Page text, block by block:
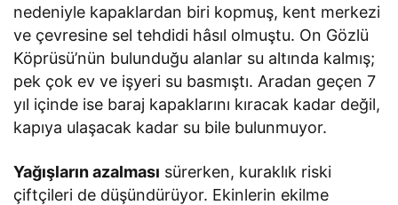
nedeniyle kapaklardan biri kopmuş, kent merkezi
ve çevresine sel tehdidi hâsıl olmuştu. On Gözlü
Köprüsü’nün bulunduğu alanlar su altında kalmış;
pek çok ev ve işyeri su basmıştı. Aradan geçen 7
yıl içinde ise baraj kapaklarını kıracak kadar değil,
kapıya ulaşacak kadar su bile bulunmuyor.
Yağışların azalması sürerken, kuraklık riski
çiftçileri de düşündürüyor. Ekinlerin ekilme